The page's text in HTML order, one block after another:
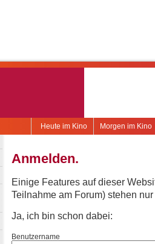
Morgen im Kino
Heute im Kino
Anmelden.
Einige Features auf dieser
Teilnahme am Forum) stehen
Ja, ich bin schon dabei:
Benutzername